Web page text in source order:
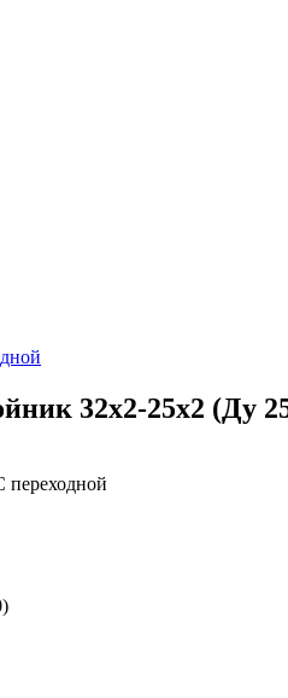
32x2-25x2 (Ду